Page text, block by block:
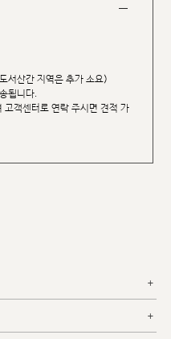
서산간 지역은 추가 소요)
됩니다.
객센터로 연락 주시면 견적 가